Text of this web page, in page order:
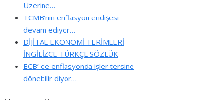
Üzerine…
TCMB’nin enflasyon endişesi
devam ediyor…
DİJİTAL EKONOMİ TERİMLERİ
İNGİLİZCE TÜRKÇE SÖZLÜK
ECB’ de enflasyonda işler tersine
dönebilir diyor…